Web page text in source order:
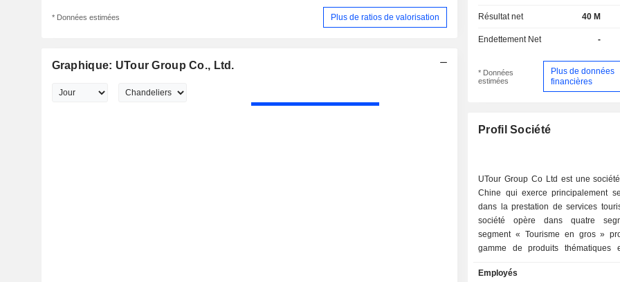
* Données estimées Plus de ratios de valorisation
Graphique: UTour Group Co., Ltd.
Résultat net 40 M
Endettement Net -
* Données
estimées
Plus de données
financières
Profil Société
UTour Group Co Ltd est une
Chine qui exerce principalement
dans la prestation de services
société opère dans quatre
segment « Tourisme en gros »
gamme de produits thématiques
au détail » gère des boutiques
Employés